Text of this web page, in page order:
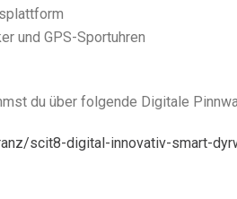
und GPS-Sportuhren
du über folgende Digitale
scit8-digital-innovativ-smart-